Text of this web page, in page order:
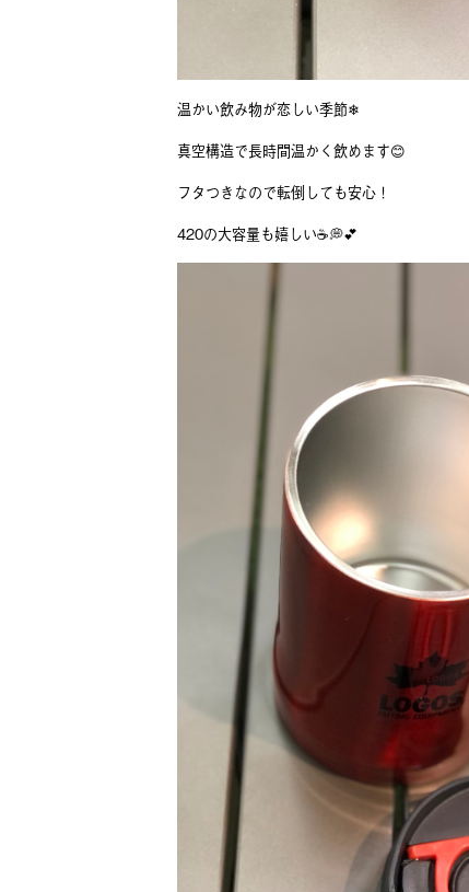
温かい飲み物が恋しい季節❄
真空構造で長時間温かく飲めます😊
フタつきなので転倒しても安心！
420の大容量も嬉しい☕💭💕